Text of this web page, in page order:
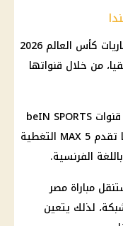
كأس العالم 2026
من خلال قنواتها
وتعرض المواجهات بالتعليق العربي عبر قنوات beIN SPORTS
MAX 1 وMAX 2 وMAX 3 وMAX 4، بينما تقدم MAX 5 التغطية
مباراة مصر
لذلك يتعين